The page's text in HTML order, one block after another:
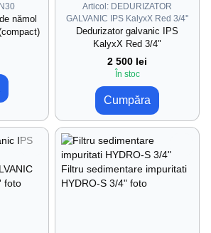
nămol
Articol: DEDURIZATOR
GALVANIC IPS KalyxX Red 3/4''
Dedurizator galvanic IPS
KalyxX Red 3/4"
2 500 lei
În stoc
Cumpăra